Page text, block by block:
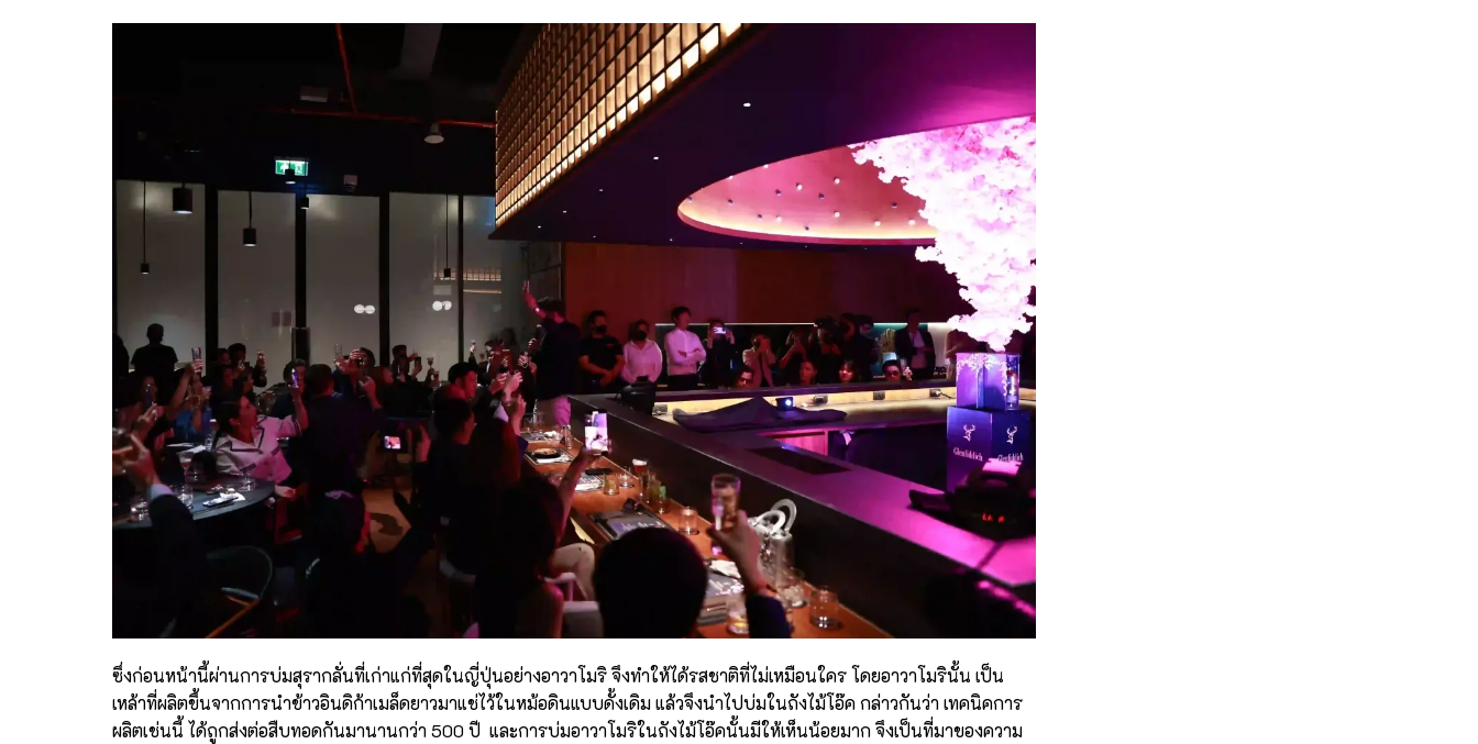
ซึ่งก่อนหน้านี้ผ่านการบ่มสุรากลั่นที่เก่าแก่ที่สุดในญี่ปุ่นอย่างอาวาโมริ จึงทำให้ได้รสชาติที่ไม่เหมือนใคร โดยอาวาโมรินั้น เป็น
เหล้าที่ผลิตขึ้นจากการนำข้าวอินดิก้าเมล็ดยาวมาแช่ไว้ในหม้อดินแบบดั้งเดิม แล้วจึงนำไปบ่มในถังไม้โอ๊ค กล่าวกันว่า เทคนิคการ
ผลิตเช่นนี้ ได้ถูกส่งต่อสืบทอดกันมานานกว่า 500 ปี และการบ่มอาวาโมริในถังไม้โอ๊คนั้นมีให้เห็นน้อยมาก จึงเป็นที่มาของความ